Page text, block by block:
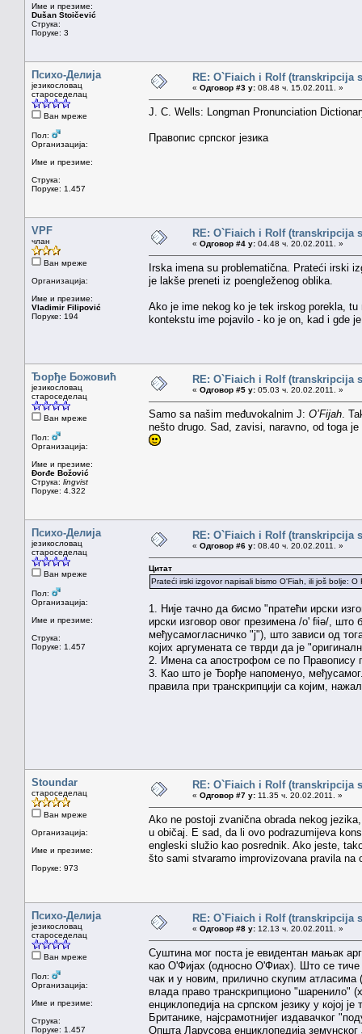
Име и презиме:
Dušan Stoičević
Струка:
Поруке: 3
Психо-Делија
језикословац
староседелац
Ван мреже
Пол:
Организација:
Име и презиме:
Струка:
Поруке: 1.457
RE: O`Fiaich i Rolf (transkripcija
« Одговор #3 у: 08.48 ч. 15.02.2011. »
J. C. Wells: Longman Pronunciation
Правопис српског језика
VPF
члан
Ван мреже
Организација:
Име и презиме:
Vladimir Filipović
Поруке: 194
RE: O`Fiaich i Rolf (transkripcija
« Одговор #4 у: 04.48 ч. 20.02.2011. »
Irska imena su problematična. Prateći irski
je lakše preneti iz poengleženog oblika.
Ako je ime nekog ko je tek irskog porekla,
kontekstu ime pojavilo - ko je on, kad i gde
Ђорђе Божовић
језикословац
староседелац
Ван мреже
Пол:
Организација:
Име и презиме:
Đorđe Božović
Струка: lingvist
Поруке: 4.322
RE: O`Fiaich i Rolf (transkripcija
« Одговор #5 у: 05.03 ч. 20.02.2011. »
Samo sa našim međuvokalnim J: O’Fijah .
nešto drugo. Sad, zavisi, naravno, od toga
Психо-Делија
језикословац
староседелац
Ван мреже
Пол:
Организација:
Име и презиме:
Струка:
Поруке: 1.457
RE: O`Fiaich i Rolf (transkripcija
« Одговор #6 у: 08.40 ч. 20.02.2011. »
Цитат
Prateći irski izgovor napisali bismo O'Fiah, ili još bolje:
1. Није тачно да бисмо "пратећи ирски
ирски изговор овог презимена /o' fʲiə/,
међусамогласничко "ј"), што зависи од
којих аргумената се тврди да је
2. Имена са апострофом се по Правопису
3. Као што је Ђорђе напоменуо,
правила при транскрипцији са којим,
Stoundar
староседелац
Ван мреже
Организација:
Име и презиме:
Поруке: 973
RE: O`Fiaich i Rolf (transkripcija
« Одговор #7 у: 11.35 ч. 20.02.2011. »
Ako ne postoji zvanična obrada nekog
u običaj. E sad, da li ovo podrazumijeva
engleski služio kao posrednik. Ako jeste,
što sami stvaramo improvizovana pravila na
Психо-Делија
језикословац
староседелац
Ван мреже
Пол:
Организација:
Име и презиме:
Струка:
Поруке: 1.457
RE: O`Fiaich i Rolf (transkripcija
« Одговор #8 у: 12.13 ч. 20.02.2011. »
Суштина мог поста је евидентан мањак
као О'Фијах (односно О'Фиах). Што се
чак и у новим, прилично скупим
влада право транскрипционо "шаренило"
енциклопедија на српском језику у којој
Британике, најсрамотнијег издавачког
Општа Ларусова енциклопедија